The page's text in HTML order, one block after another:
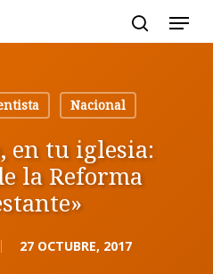
Nacional
en tu iglesia:
la Reforma
27 OCTUBRE, 2017